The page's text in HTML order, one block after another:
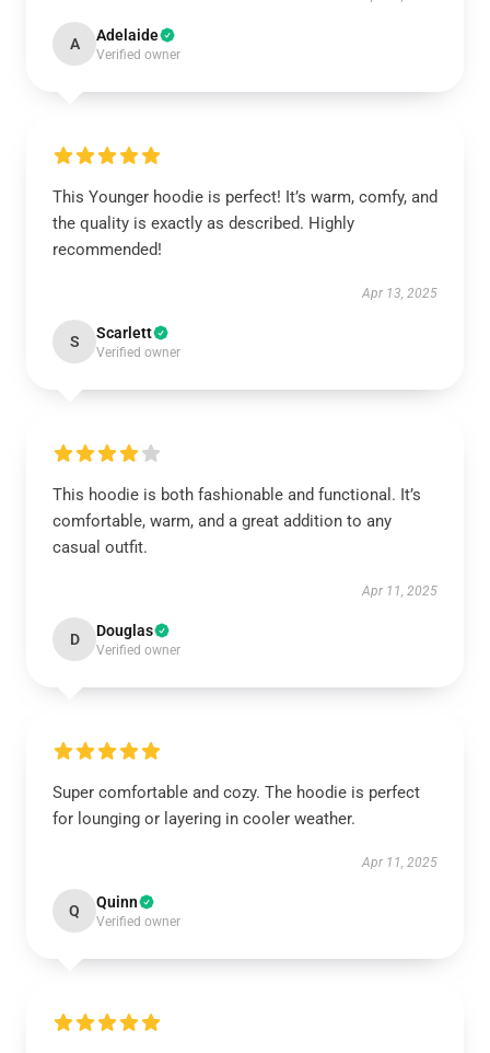
A Adelaide
Verified owner
This Younger hoodie is perfect! It’s warm, comfy, and
the quality is exactly as described. Highly
recommended!
Apr 13, 2025
S Scarlett
Verified owner
This hoodie is both fashionable and functional. It’s
comfortable, warm, and a great addition to any
casual outfit.
Apr 11, 2025
D Douglas
Verified owner
Super comfortable and cozy. The hoodie is perfect
for lounging or layering in cooler weather.
Apr 11, 2025
Q Quinn
Verified owner